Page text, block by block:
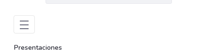
Presentaciones